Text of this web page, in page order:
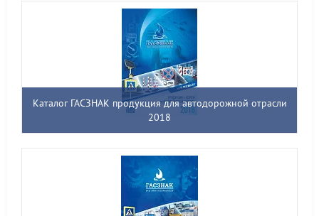
Каталог ГАСЗНАК продукция для автодорожной отрасли
2018